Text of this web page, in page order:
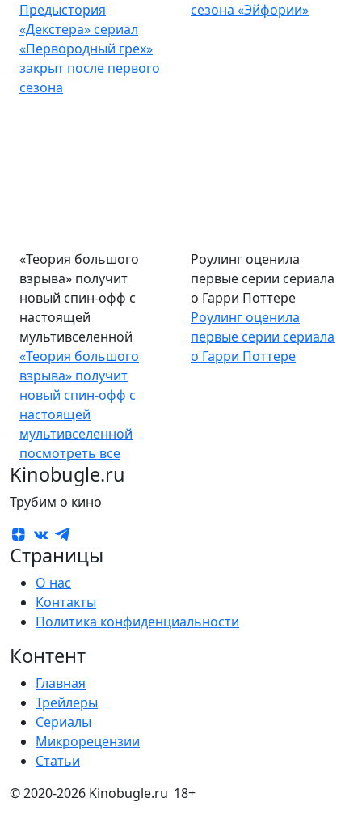
Предыстория
«Декстера» сериал
«Первородный грех»
закрыт после первого
сезона
сезона «Эйфории»
«Теория большого
взрыва» получит
новый спин-офф с
настоящей
мультивселенной
«Теория большого
взрыва» получит
новый спин-офф с
настоящей
мультивселенной
Роулинг оценила
первые серии сериала
о Гарри Поттере
Роулинг оценила
первые серии сериала
о Гарри Поттере
посмотреть все
Kinobugle.ru
Трубим о кино
Страницы
О нас
Контакты
Политика конфиденциальности
Контент
Главная
Трейлеры
Сериалы
Микрорецензии
Статьи
© 2020-2026 Kinobugle.ru 18+